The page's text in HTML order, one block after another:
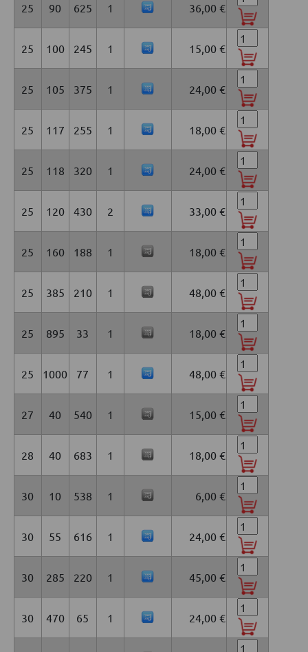
25 90 625 1 36,00 €
25 100 245 1 15,00 €
25 105 375 1 24,00 €
25 117 255 1 18,00 €
25 118 320 1 24,00 €
25 120 430 2 33,00 €
25 160 188 1 18,00 €
25 385 210 1 48,00 €
25 895 33 1 18,00 €
25 1000 77 1 48,00 €
27 40 540 1 15,00 €
28 40 683 1 18,00 €
30 10 538 1 6,00 €
30 55 616 1 24,00 €
30 285 220 1 45,00 €
30 470 65 1 24,00 €